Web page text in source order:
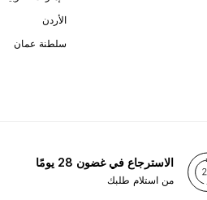
الأردن
سلطنة عمان
الاسترجاع في غضون 28 يومًا
من استلام طلبك